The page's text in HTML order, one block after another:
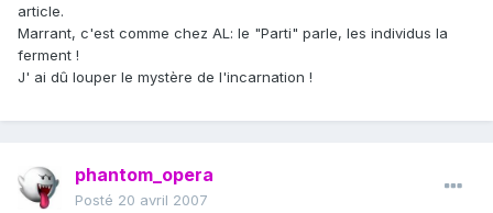
article.
Marrant, c'est comme chez AL: le "Parti" parle, les individus la
ferment !
J' ai dû louper le mystère de l'incarnation !
phantom_opera
Posté 20 avril 2007